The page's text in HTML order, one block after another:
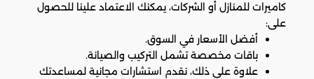
كاميرات للمنازل أو الشركات، يمكنك الاعتماد علينا للحصول
على:
أفضل الأسعار في السوق.
باقات مخصصة تشمل التركيب والصيانة.
علاوة على ذلك، نقدم استشارات مجانية لمساعدتك